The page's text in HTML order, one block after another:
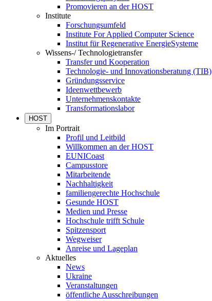
Promovieren an der HOST
Institute
Forschungsumfeld
Institute For Applied Computer Science
Institut für Regenerative EnergieSysteme
Wissens-/ Technologietransfer
Transfer und Kooperation
Technologie- und Innovationsberatung (TIB)
Gründungsservice
Ideenwettbewerb
Unternehmenskontakte
Transformationslabor
HOST
Im Portrait
Profil und Leitbild
Willkommen an der HOST
EUNICoast
Campusstore
Mitarbeitende
Nachhaltigkeit
familiengerechte Hochschule
Gesunde HOST
Medien und Presse
Hochschule trifft Schule
Spitzensport
Wegweiser
Anreise und Lageplan
Aktuelles
News
Ukraine
Veranstaltungen
öffentliche Ausschreibungen